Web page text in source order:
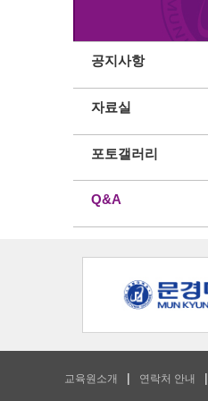
공지사항
자료실
포토갤러리
Q&A
교육원소개 연락처 안내